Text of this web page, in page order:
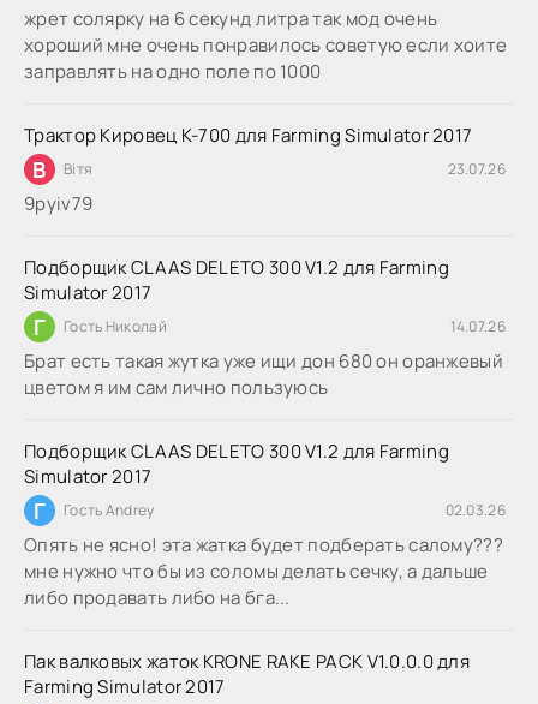
жрет солярку на 6 секунд литра так мод очень
хороший мне очень понравилось советую если хоите
заправлять на одно поле по 1000
Трактор Кировец К-700 для Farming Simulator 2017
В Вітя 23.07.26
9руіv79
Подборщик CLAAS DELETO 300 V1.2 для Farming
Simulator 2017
Г Гость Николай 14.07.26
Брат есть такая жутка уже ищи дон 680 он оранжевый
цветом я им сам лично пользуюсь
Подборщик CLAAS DELETO 300 V1.2 для Farming
Simulator 2017
Г Гость Andrey 02.03.26
Опять не ясно! эта жатка будет подберать салому???
мне нужно что бы из соломы делать сечку, а дальше
либо продавать либо на бга...
Пак валковых жаток KRONE RAKE PACK V1.0.0.0 для
Farming Simulator 2017